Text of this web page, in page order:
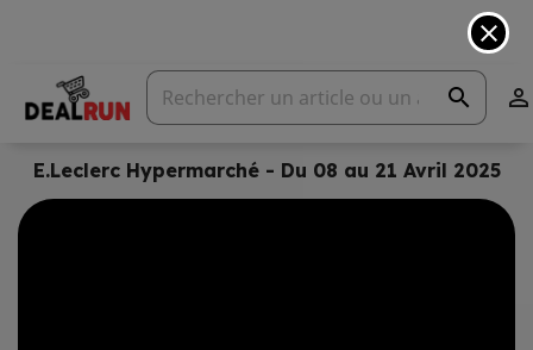
search 
close
E.Leclerc Hypermarché - Du 08 au 21 Avril 2025